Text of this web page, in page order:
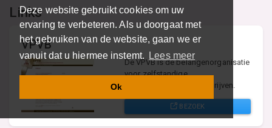
Deze website gebruikt cookies om uw
ervaring te verbeteren. Als u doorgaat met
het gebruiken van de website, gaan we er
vanuit dat u hiermee instemt.
Lees meer
Ok
Links
VPVB
De VPVB is de belangenorganisatie
voor zelfstandige
parketvloerenleggersbedrijven.
BEZOEK